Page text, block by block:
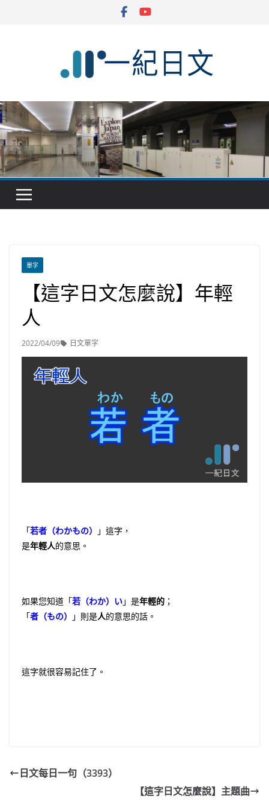
單字
【這字日文怎麼說】年輕
人
2022/04/09 日文單字
「若者（わかもの）
」這字，
是年輕人的意思。
如果您知道「若（わか）い」是年輕的 ；
「者（もの） 」則是人的意思的話。
這字就很容易記住了。
日文每日一句（3393）
【這字日文怎麼說】主題曲